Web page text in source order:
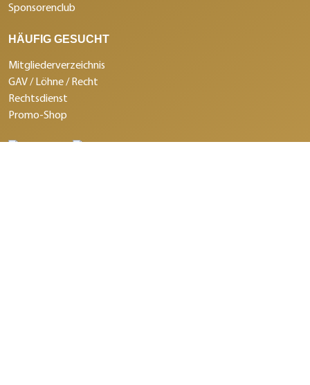
Sponsorenclub
HÄUFIG GESUCHT
Mitgliederverzeichnis
GAV / Löhne / Recht
Rechtsdienst
Promo-Shop